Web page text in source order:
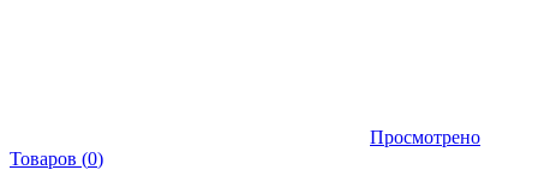
Просмотрено
Товаров (0)